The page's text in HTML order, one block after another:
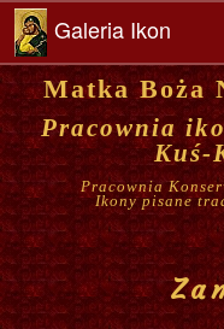
Galeria Ikon
Matka Boża
Pracownia
Kuś-
Pracownia
Ikony pisane